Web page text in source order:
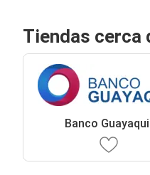
Tiendas cerca
Banco